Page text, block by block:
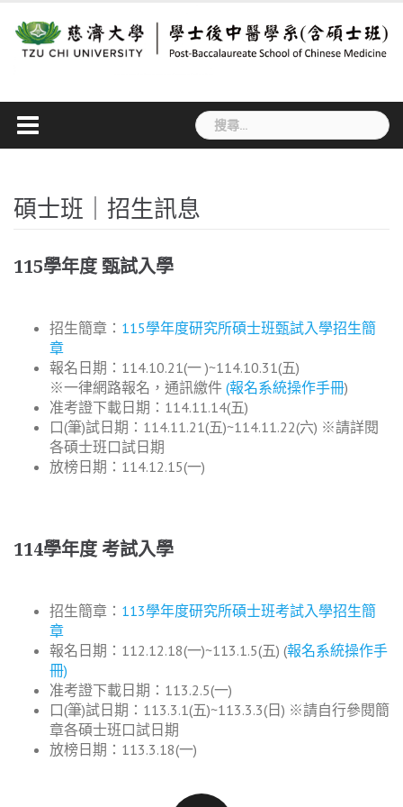
content
搜
尋
字:
碩士班｜招生訊息
115學年度 甄試入學
招生簡章： 115學年度研究所碩士班甄試入學招生簡
章
報名日期：114.10.21(一 )~114.10.31(五)
※一律網路報名，通訊繳件 (報名系統操作手冊)
准考證下載日期：114.11.14(五)
口(筆)試日期：114.11.21(五)~114.11.22(六) ※請詳閱
各碩士班口試日期
放榜日期：114.12.15(一)
114學年度 考試入學
招生簡章： 113學年度研究所碩士班考試入學招生簡
章
報名日期：112.12.18(一)~113.1.5(五) (報名系統操作手
冊)
准考證下載日期：113.2.5(一)
口(筆)試日期：113.3.1(五)~113.3.3(日) ※請自行參閱簡
章各碩士班口試日期
放榜日期：113.3.18(一)